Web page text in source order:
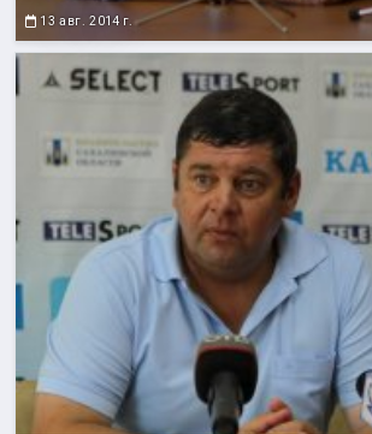
13 авг. 2014 г.